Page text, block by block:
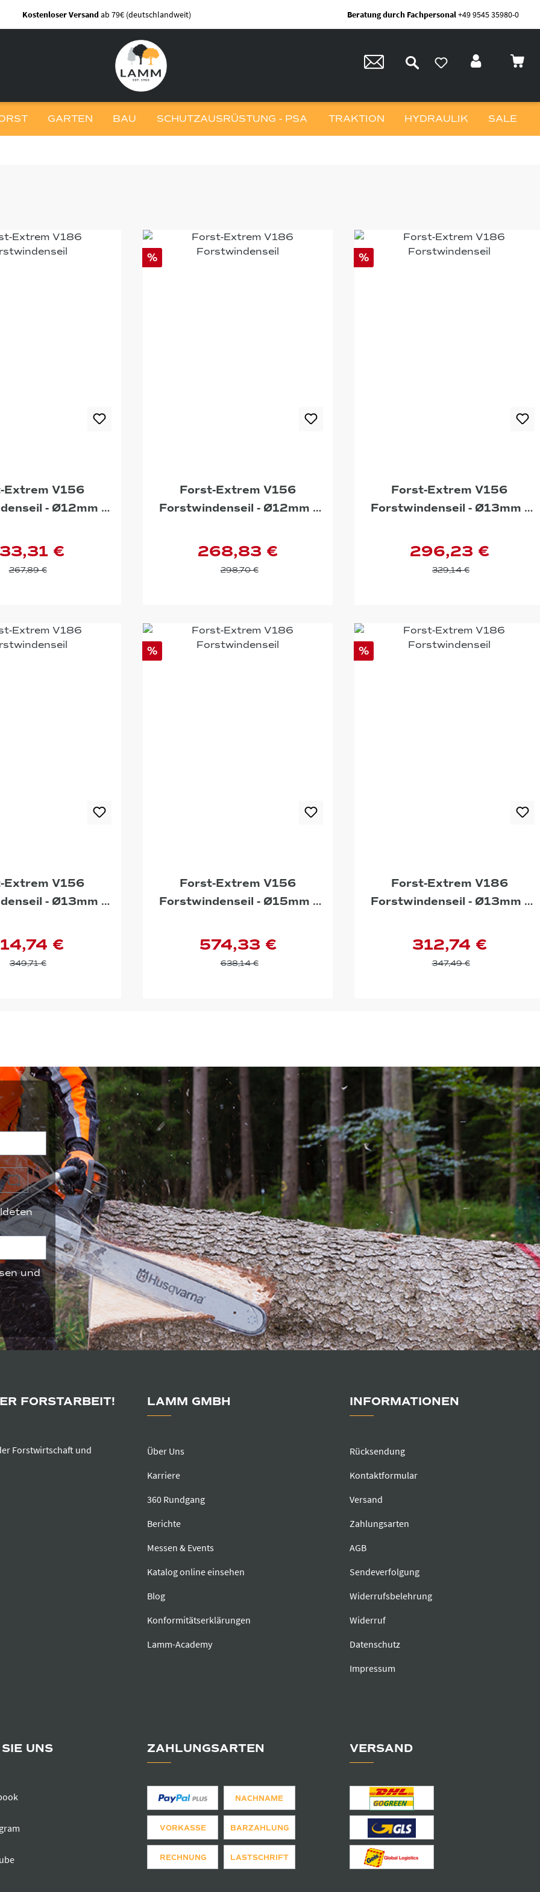
Kostenloser Versandab 79€ (deutschlandweit) Beratung durch Fachpersonal+49 9545 35980-0
GARTEN BAU SCHUTZAUSRÜSTUNG - PSA TRAKTION HYDRAULIK SALE
Extrem V156
- Ø12mm -
€
267,89 €
%
Forst-Extrem V156
Forstwindenseil - Ø12mm -
268,83 €
298,70 €
%
Forst-Extrem V156
Forstwindenseil - Ø13mm -
296,23 €
329,14 €
Extrem V156
- Ø13mm -
€
349,71 €
%
Forst-Extrem V156
Forstwindenseil - Ø15mm -
574,33 €
638,14 €
%
Forst-Extrem V186
Forstwindenseil - Ø13mm -
312,74 €
347,49 €
und
FORSTARBEIT!
Forstwirtschaft und
LAMM GMBH
Über Uns
Karriere
360 Rundgang
Berichte
Messen & Events
Katalog online einsehen
Blog
Konformitätserklärungen
Lamm-Academy
INFORMATIONEN
Rücksendung
Kontaktformular
Versand
Zahlungsarten
AGB
Sendeverfolgung
Widerrufsbelehrung
Widerruf
Datenschutz
Impressum
UNS ZAHLUNGSARTEN
NACHNAME
VORKASSE BARZAHLUNG
RECHNUNG LASTSCHRIFT
VERSAND